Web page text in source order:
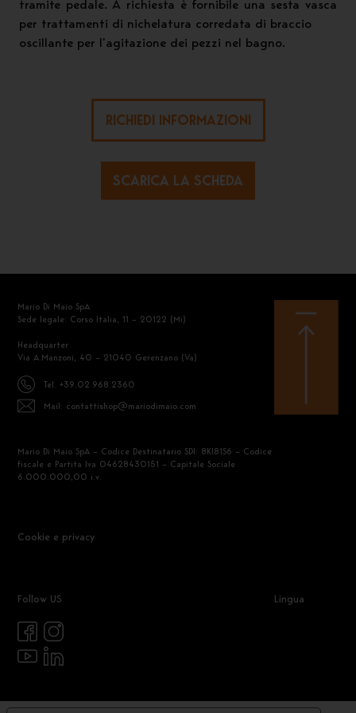
tramite pedale. A richiesta è fornibile una sesta vasca
per trattamenti di nichelatura corredata di braccio
oscillante per l’agitazione dei pezzi nel bagno.
RICHIEDI INFORMAZIONI
SCARICA LA SCHEDA
Mario Di Maio SpA
Sede legale: Corso Italia, 11 – 20122 (Mi)
Headquarter
Via A.Manzoni, 40 – 21040 Gerenzano (Va)
Tel. +39.02.968.2360
Mail: contattishop@mariodimaio.com
Mario Di Maio SpA – Codice Destinatario SDI: 8KI81S6 – Codice
fiscale e Partita Iva 04628430151 – Capitale Sociale
6.000.000,00 i.v.
Cookie e privacy
Follow US Lingua